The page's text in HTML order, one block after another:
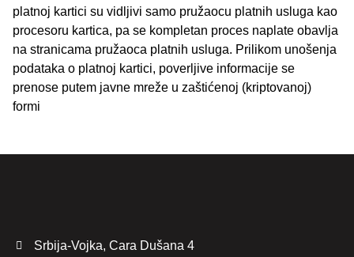
platnoj kartici su vidljivi samo pružaocu platnih usluga kao
procesoru kartica, pa se kompletan proces naplate obavlja
na stranicama pružaoca platnih usluga. Prilikom unošenja
podataka o platnoj kartici, poverljive informacije se
prenose putem javne mreže u zaštićenoj (kriptovanoj)
formi
Srbija-Vojka, Cara Dušana 4